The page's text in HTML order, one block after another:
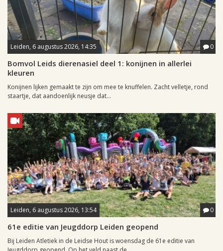
Leiden, 6 augustus 2026, 14:35 0
Bomvol Leids dierenasiel deel 1: konijnen in allerlei
kleuren
Konijnen lijken gemaakt te zijn om mee te knuffelen. Zacht velletje, rond
staartje, dat aandoenlijk neusje dat...
Leiden, 6 augustus 2026, 13:54 0
61e editie van Jeugddorp Leiden geopend
Bij Leiden Atletiek in de Leidse Hout is woensdag de 61e editie van